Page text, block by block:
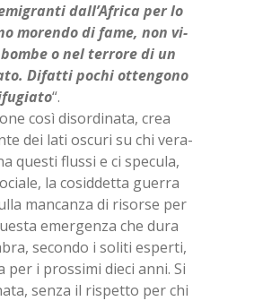
dal­l’A­fri­ca per lo
mo­ren­do di fame, non vi­
o nel ter­ro­re di un
Di­fat­ti po­chi ot­ten­go­no
“.
così di­sor­di­na­ta, crea
dei lati oscu­ri su chi ve­ra­
que­sti flus­si e ci spe­cu­la,
la co­sid­det­ta guer­ra
man­can­za di ri­sor­se per
emer­gen­za che dura
se­con­do i so­li­ti esper­ti,
per i pros­si­mi die­ci anni. Si
sen­za il ri­spet­to per chi